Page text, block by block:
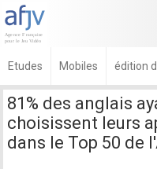
Etudes Mobiles édition
81% des anglais
choisissent leurs
dans le Top 50 de